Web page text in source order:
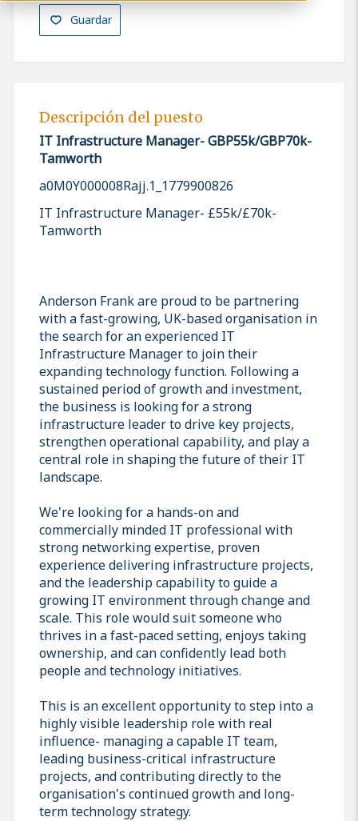
Guardar
Descripción del puesto
IT Infrastructure Manager- GBP55k/GBP70k-
Tamworth
a0M0Y000008Rajj.1_1779900826
IT Infrastructure Manager- £55k/£70k-
Tamworth
Anderson Frank are proud to be partnering
with a fast-growing, UK-based organisation in
the search for an experienced IT
Infrastructure Manager to join their
expanding technology function. Following a
sustained period of growth and investment,
the business is looking for a strong
infrastructure leader to drive key projects,
strengthen operational capability, and play a
central role in shaping the future of their IT
landscape.
We're looking for a hands-on and
commercially minded IT professional with
strong networking expertise, proven
experience delivering infrastructure projects,
and the leadership capability to guide a
growing IT environment through change and
scale. This role would suit someone who
thrives in a fast-paced setting, enjoys taking
ownership, and can confidently lead both
people and technology initiatives.
This is an excellent opportunity to step into a
highly visible leadership role with real
influence- managing a capable IT team,
leading business-critical infrastructure
projects, and contributing directly to the
organisation's continued growth and long-
term technology strategy.